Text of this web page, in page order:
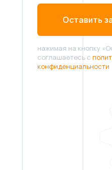
Оставить
нажимая на кнопку
соглашаетесь с
конфиденциальности